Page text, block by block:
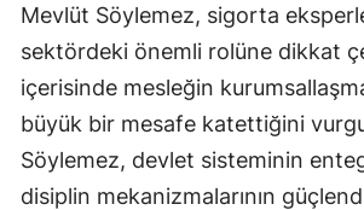
Mevlüt Söylemez, sigorta
sektördeki önemli rolüne dikkat
içerisinde mesleğin
büyük bir mesafe katettiğini
Söylemez, devlet sisteminin
disiplin mekanizmalarının